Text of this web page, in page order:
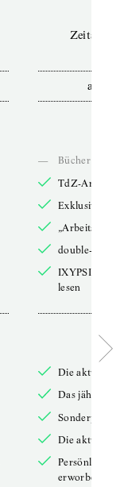
ab
—
Bücher online
TdZ-Artikel
Exklusive
double-
lesen
Die aktuelle
Das jährliche
Die aktuelle
Persönliches
erworbenen